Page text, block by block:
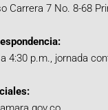
Carrera 7 No. 8-68
4:30 p.m., jornada